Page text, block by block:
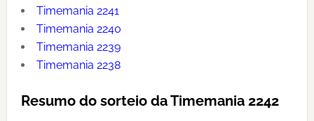
Timemania 2241
Timemania 2240
Timemania 2239
Timemania 2238
Resumo do sorteio da Timemania 2242